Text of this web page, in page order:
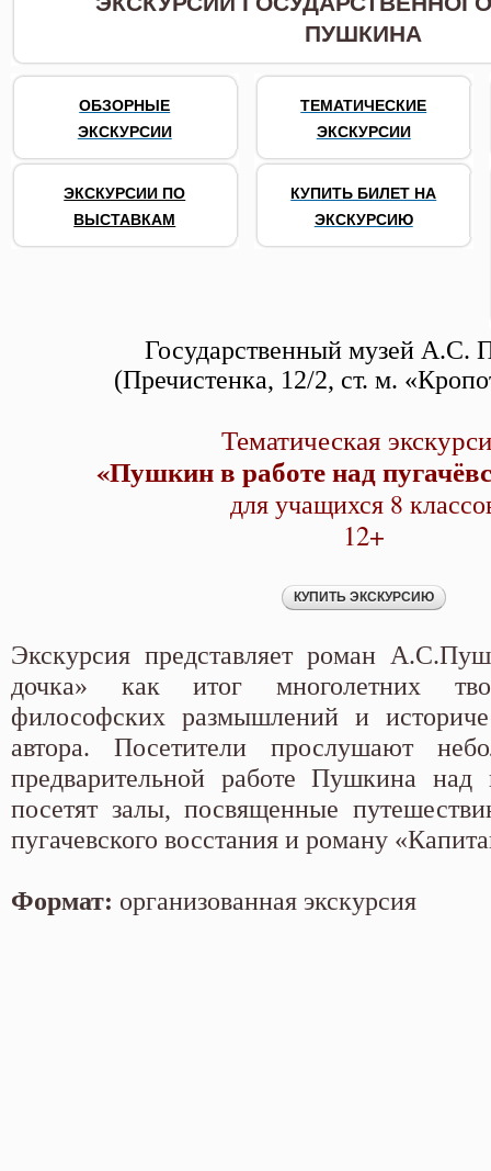
ПУШКИНА
ОБЗОРНЫЕ
ЭКСКУРСИИ
ЭКСКУРСИИ ПО
ВЫСТАВКАМ
ТЕМАТИЧЕСКИЕ
ЭКСКУРСИИ
КУПИТЬ БИЛЕТ НА
ЭКСКУРСИЮ
Государственный музей А.С.
(Пречистенка, 12/2, ст. м.
Тематическая
«Пушкин в работе над
для учащихся 8
12+
Экскурсия представляет роман
дочка» как итог многолетних
философских размышлений и
автора. Посетители прослушают
предварительной работе Пушкина над
посетят залы, посвященные
пугачевского восстания и роману
Формат: организованная экскурсия